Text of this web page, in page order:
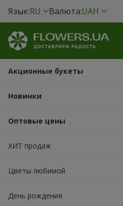
Язык:RU Валюта:UAH
Акционные букеты
Новинки
Оптовые цены
ХИТ продаж
Цветы любимой
День рождения